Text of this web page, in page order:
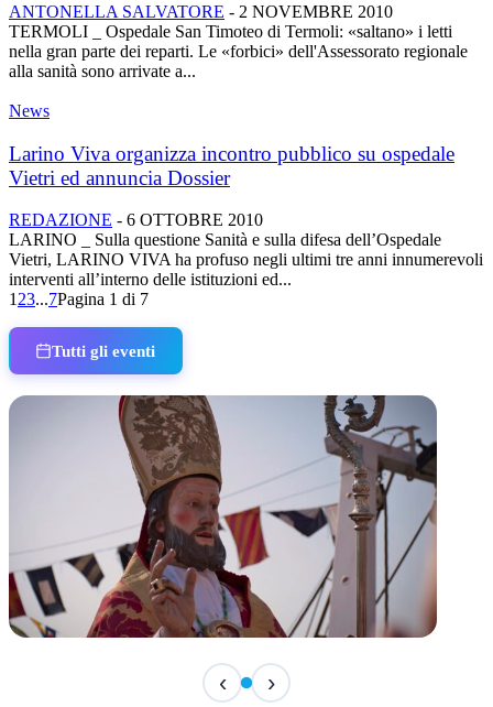
ANTONELLA SALVATORE - 2 NOVEMBRE 2010
TERMOLI _ Ospedale San Timoteo di Termoli: «saltano» i letti
nella gran parte dei reparti. Le «forbici» dell'Assessorato regionale
alla sanità sono arrivate a...
News
Larino Viva organizza incontro pubblico su ospedale
Vietri ed annuncia Dossier
REDAZIONE - 6 OTTOBRE 2010
LARINO _ Sulla questione Sanità e sulla difesa dell’Ospedale
Vietri, LARINO VIVA ha profuso negli ultimi tre anni innumerevoli
interventi all’interno delle istituzioni ed...
1 23...7Pagina 1 di 7
Tutti gli eventi
San Basso 2026 - il programma delle feste
‹ ›